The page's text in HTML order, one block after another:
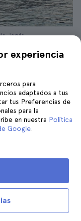
Jarvis
es una
esta
confianzay
un
actividad
o unacena
experiencia
para
adaptados a tus
tus Preferencias de
para la
en nuestra Política
Google.